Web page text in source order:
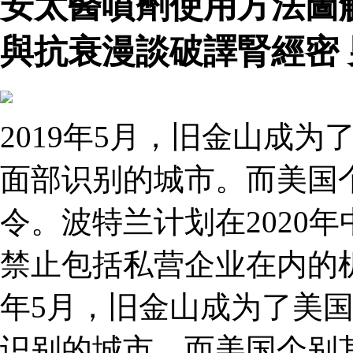
與抗衰漫談破譯腎經
2019年5月，旧金山成为
面部识别的城市。而美国
令。波特兰计划在2020
禁止包括私营企业在内的
年5月，旧金山成为了美